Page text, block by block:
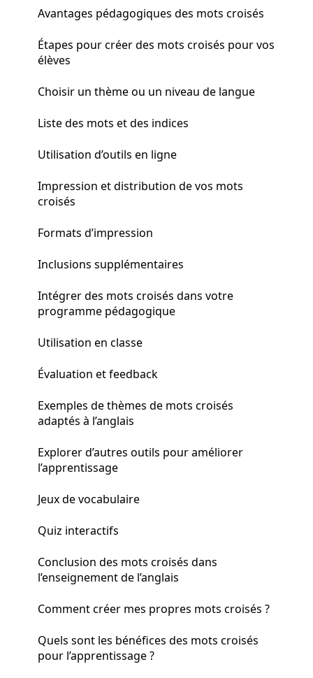
Avantages pédagogiques des mots croisés
Étapes pour créer des mots croisés pour vos
élèves
Choisir un thème ou un niveau de langue
Liste des mots et des indices
Utilisation d’outils en ligne
Impression et distribution de vos mots
croisés
Formats d’impression
Inclusions supplémentaires
Intégrer des mots croisés dans votre
programme pédagogique
Utilisation en classe
Évaluation et feedback
Exemples de thèmes de mots croisés
adaptés à l’anglais
Explorer d’autres outils pour améliorer
l’apprentissage
Jeux de vocabulaire
Quiz interactifs
Conclusion des mots croisés dans
l’enseignement de l’anglais
Comment créer mes propres mots croisés ?
Quels sont les bénéfices des mots croisés
pour l’apprentissage ?